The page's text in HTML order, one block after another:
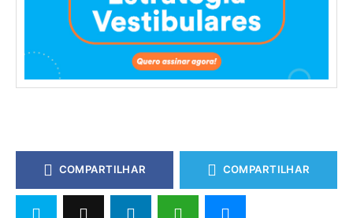
COMPARTILHAR COMPARTILHAR